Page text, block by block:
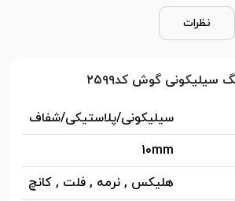
نظرات
گوش کد۲۵۹۹
سیلیکونی/پلاستیکی/شفاف
10mm
هلیکس , نرمه , فلت , کانچ